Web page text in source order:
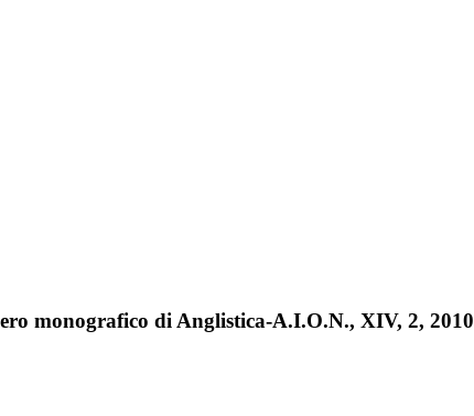
monografico di Anglistica-A.I.O.N., XIV, 2, 2010